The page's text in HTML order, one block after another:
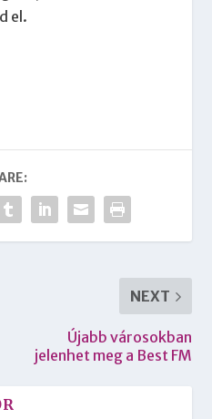
el.
NEXT
Újabb városokban
jelenhet meg a Best FM